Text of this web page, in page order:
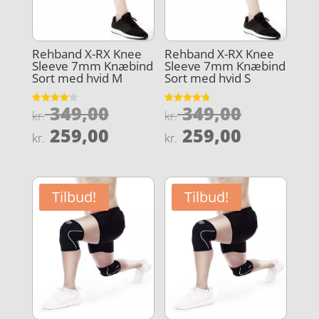
Rehband X-RX Knee
Sleeve 7mm Knæbind
Sort med hvid M
Vurderet
4.2
kr.349,00Den
oprindelige
kr. 349,00.
kr. 259,00Den
pris
er:
kr. 259,00.
Rehband X-RX Knee
Sleeve 7mm Knæbind
Sort med hvid S
Vurderet
4.8
kr.349,00Den
kr.
kr. 259,00
pris
er:
kr.
Tilbud! Tilbud!